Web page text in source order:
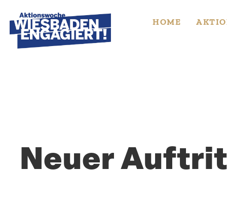
to
content
HOME
Neuer